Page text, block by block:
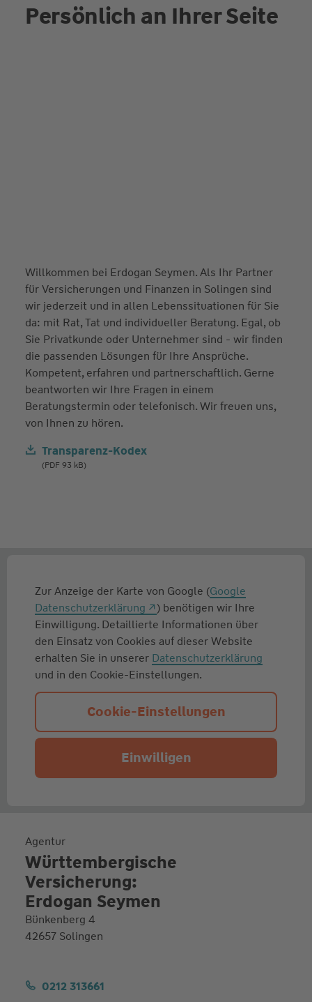
Persönlich an Ihrer Seite
Willkommen bei Erdogan Seymen. Als Ihr Partner
für Versicherungen und Finanzen in Solingen sind
wir jederzeit und in allen Lebenssituationen für Sie
da: mit Rat, Tat und individueller Beratung. Egal, ob
Sie Privatkunde oder Unternehmer sind - wir finden
die passenden Lösungen für Ihre Ansprüche.
Kompetent, erfahren und partnerschaftlich. Gerne
beantworten wir Ihre Fragen in einem
Beratungstermin oder telefonisch. Wir freuen uns,
von Ihnen zu hören.
Transparenz-Kodex
(PDF 93 kB)
Zur Anzeige der Karte von Google (Google
Datenschutzerklärung
) benötigen wir Ihre
Einwilligung. Detaillierte Informationen über
den Einsatz von Cookies auf dieser Website
erhalten Sie in unserer Datenschutzerklärung
und in den Cookie-Einstellungen.
Cookie-Einstellungen
Einwilligen
Agentur
Württembergische
Versicherung:
Erdogan Seymen
Bünkenberg 4
42657 Solingen
0212 313661